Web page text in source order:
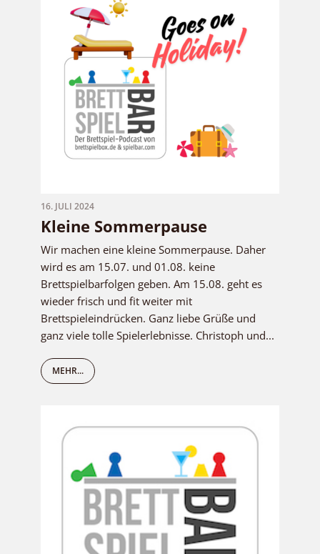
16. JULI 2024
Kleine Sommerpause
Wir machen eine kleine Sommerpause. Daher
wird es am 15.07. und 01.08. keine
Brettspielbarfolgen geben. Am 15.08. geht es
wieder frisch und fit weiter mit
Brettspieleindrücken. Ganz liebe Grüße und
ganz viele tolle Spielerlebnisse. Christoph und...
MEHR...